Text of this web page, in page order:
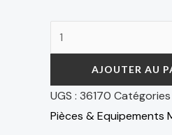
AJOUTER AU
UGS : 36170 Catégories
Pièces & Equipements